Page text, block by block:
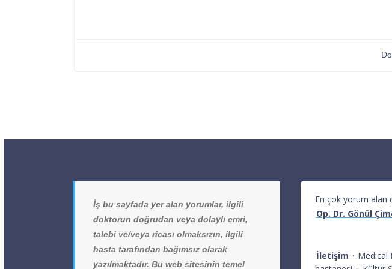
İş bu sayfada yer alan yorumlar, ilgili
doktorun doğrudan veya dolaylı emri,
talebi ve/veya ricası olmaksızın, ilgili
hasta tarafından bağımsız olarak
yazılmaktadır. Bu web sitesinin temel
En çok yorum alan
Op. Dr. Gönül
İletişim · Medical